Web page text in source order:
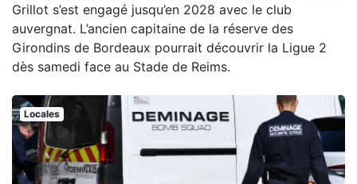
Grillot s’est engagé jusqu’en 2028 avec le club
auvergnat. L’ancien capitaine de la réserve des
Girondins de Bordeaux pourrait découvrir la Ligue 2
dès samedi face au Stade de Reims.
Locales